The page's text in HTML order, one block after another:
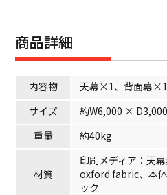
商品詳細
内容物
天幕×1、背面幕
サイズ
約W6,000 ×
重量
約40kg
材質
印刷メディア：天
oxford fabric、本
ック